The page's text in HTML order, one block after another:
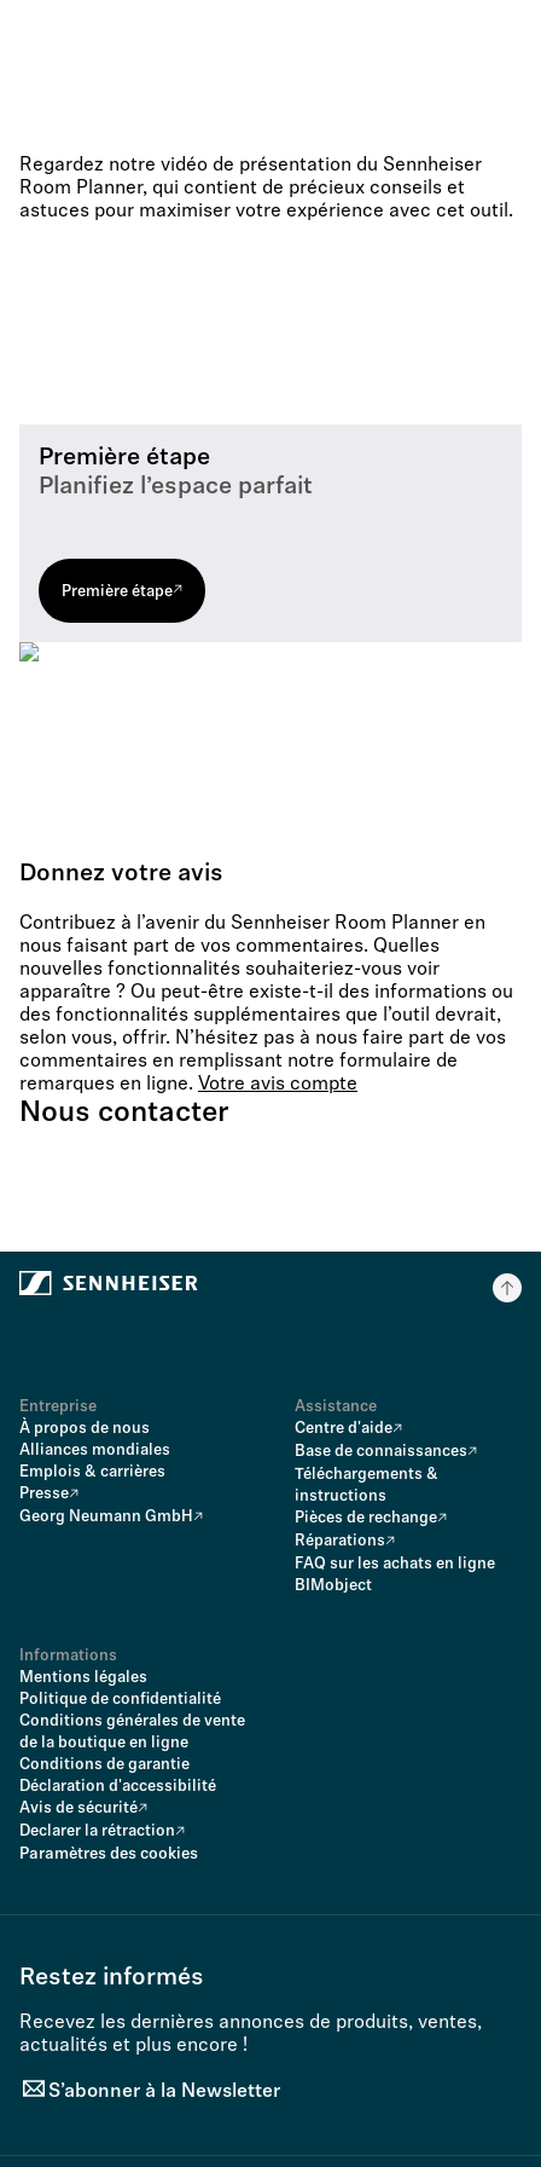
Regardez notre vidéo de présentation du Sennheiser
Room Planner, qui contient de précieux conseils et
astuces pour maximiser votre expérience avec cet outil.
Première étape
Planifiez l’espace parfait
Première étape
Donnez votre avis
Contribuez à l’avenir du Sennheiser Room Planner en
nous faisant part de vos commentaires. Quelles
nouvelles fonctionnalités souhaiteriez-vous voir
apparaître ? Ou peut-être existe-t-il des informations ou
des fonctionnalités supplémentaires que l’outil devrait,
selon vous, offrir. N’hésitez pas à nous faire part de vos
commentaires en remplissant notre formulaire de
remarques en ligne. Votre avis compte
Nous contacter
Entreprise
À propos de nous
Alliances mondiales
Emplois & carrières
Presse
Georg Neumann GmbH
Assistance
Centre d'aide
Base de connaissances
Téléchargements &
instructions
Pièces de rechange
Réparations
FAQ sur les achats en ligne
BIMobject
Informations
Mentions légales
Politique de confidentialité
Conditions générales de vente
de la boutique en ligne
Conditions de garantie
Déclaration d'accessibilité
Avis de sécurité
Declarer la rétraction
Paramètres des cookies
Restez informés
Recevez les dernières annonces de produits, ventes,
actualités et plus encore !
S’abonner à la Newsletter